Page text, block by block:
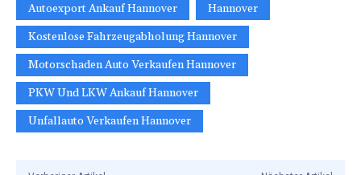
Autoexport Ankauf Hannover
Hannover
Kostenlose Fahrzeugabholung Hannover
Motorschaden Auto Verkaufen Hannover
PKW Und LKW Ankauf Hannover
Unfallauto Verkaufen Hannover